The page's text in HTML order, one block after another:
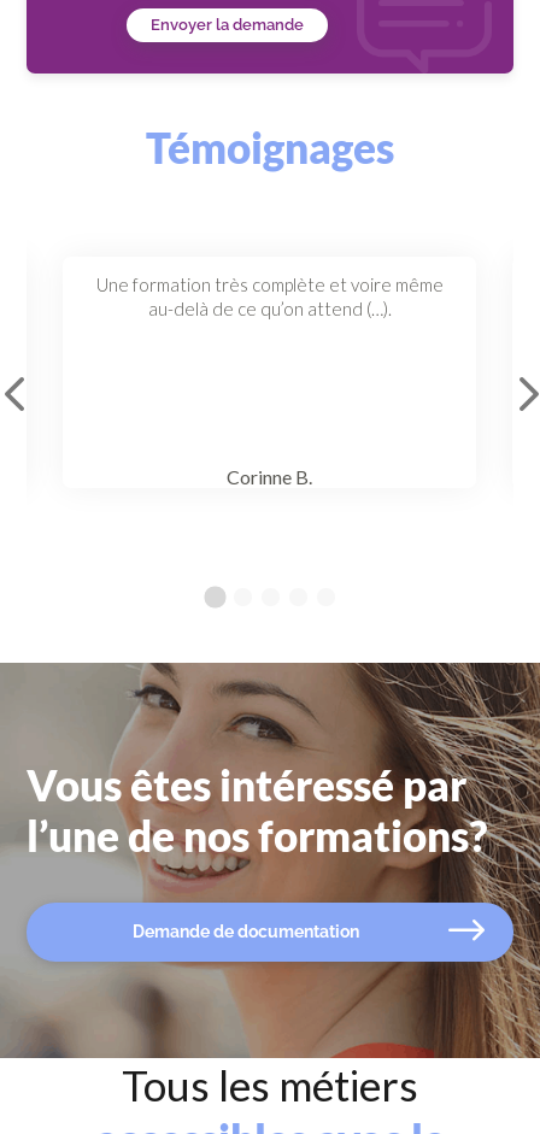
Envoyer la demande
Témoignages
Une formation très complète et voire même
au-delà de ce qu’on attend (…).
Corinne B.
Vous êtes intéressé par
l’une de nos formations?
Demande de documentation
Tous les métiers